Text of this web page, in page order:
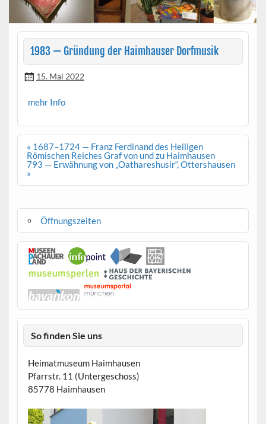
1983 — Gründung der Haimhauser Dorfmusik
15. Mai 2022
mehr Info
Beitragsnavigation
« 1687–1724 — Franz Ferdinand des Heiligen
Römischen Reiches Graf von und zu Haimhausen
793 — Erwähnung von „Oathareshusir“, Ottershausen
»
Öffnungszeiten
So finden Sie uns
Heimatmuseum Haimhausen
Pfarrstr. 11 (Untergeschoss)
85778 Haimhausen